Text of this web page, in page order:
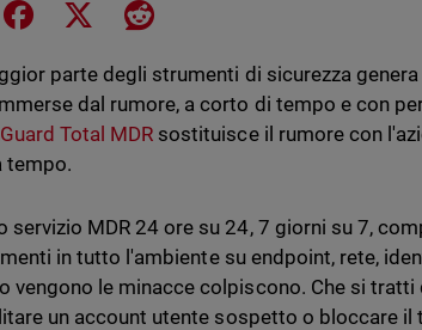
on LinkedIn
Share on Facebook
Share on XShare on Reddit
parte degli strumenti di sicurezza
dal rumore, a corto di tempo e con
Total MDR sostituisce il rumore con
tempo.
servizio MDR 24 ore su 24, 7 giorni su 7,
in tutto l'ambiente su endpoint, rete,
vengono le minacce colpiscono. Che si
un account utente sospetto o bloccare il